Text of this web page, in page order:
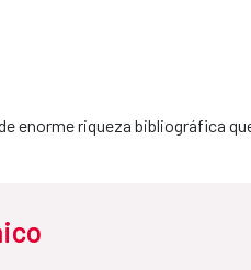
enorme riqueza bibliográfica